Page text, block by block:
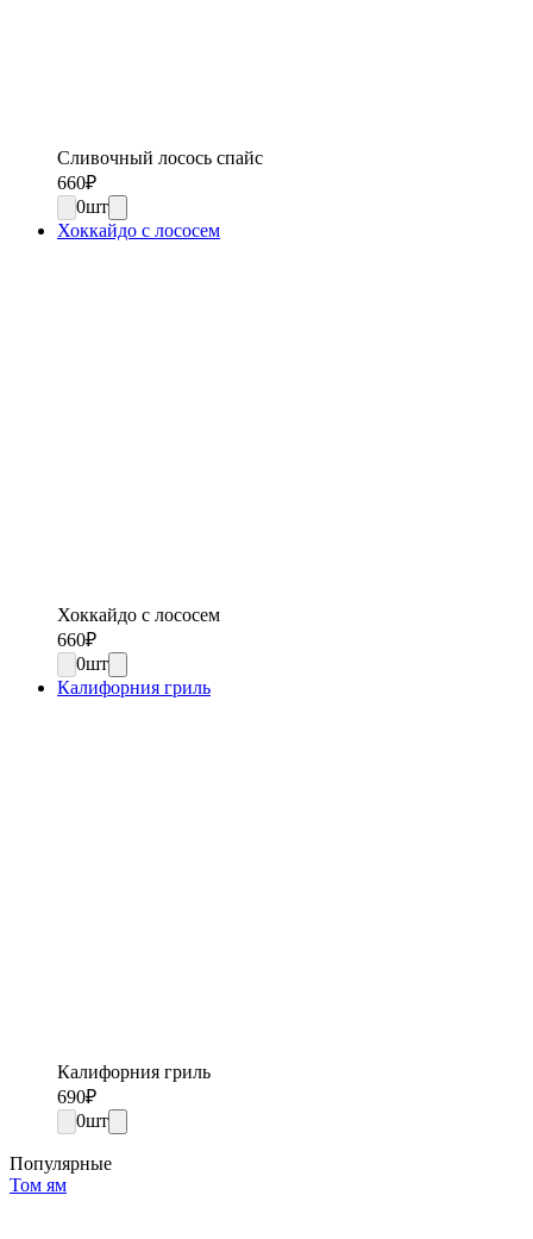
Сливочный лосось спайс
660₽
0шт
Хоккайдо с лососем
Хоккайдо с лососем
660₽
0шт
Калифорния гриль
Калифорния гриль
690₽
0шт
Популярные
Том ям